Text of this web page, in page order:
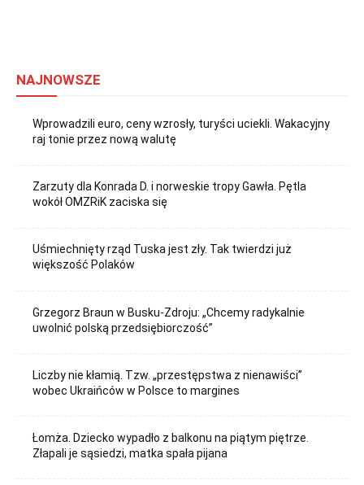
NAJNOWSZE
Wprowadzili euro, ceny wzrosły, turyści uciekli. Wakacyjny
raj tonie przez nową walutę
Zarzuty dla Konrada D. i norweskie tropy Gawła. Pętla
wokół OMZRiK zaciska się
Uśmiechnięty rząd Tuska jest zły. Tak twierdzi już
większość Polaków
Grzegorz Braun w Busku-Zdroju: „Chcemy radykalnie
uwolnić polską przedsiębiorczość”
Liczby nie kłamią. Tzw. „przestępstwa z nienawiści”
wobec Ukraińców w Polsce to margines
Łomża. Dziecko wypadło z balkonu na piątym piętrze.
Złapali je sąsiedzi, matka spała pijana